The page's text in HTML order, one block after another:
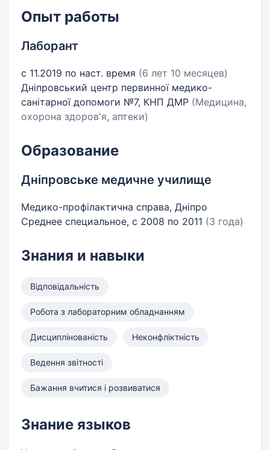
Опыт работы
Лаборант
с 11.2019 по наст. время (6 лет 10 месяцев)
Дніпровський центр первинної медико-
санітарної допомоги №7, КНП ДМР (Медицина,
охорона здоров'я, аптеки)
Образование
Дніпровське медичне училище
Медико-профілактична справа, Дніпро
Среднее специальное, с 2008 по 2011 (3 года)
Знания и навыки
Відповідальність
Робота з лабораторним обладнанням
Дисциплінованість Неконфліктність
Ведення звітності
Бажання вчитися і розвиватися
Знание языков